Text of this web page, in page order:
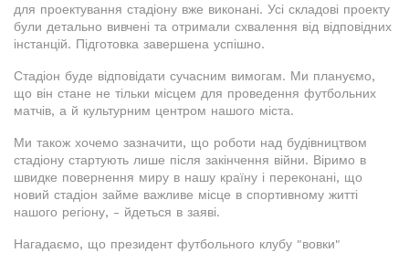
для проектування стадіону вже виконані. Усі складові проекту
були детально вивчені та отримали схвалення від відповідних
інстанцій. Підготовка завершена успішно.
Стадіон буде відповідати сучасним вимогам. Ми плануємо,
що він стане не тільки місцем для проведення футбольних
матчів, а й культурним центром нашого міста.
Ми також хочемо зазначити, що роботи над будівництвом
стадіону стартують лише після закінчення війни. Віримо в
швидке повернення миру в нашу країну і переконані, що
новий стадіон займе важливе місце в спортивному житті
нашого регіону, - йдеться в заяві.
Нагадаємо, що президент футбольного клубу "вовки"